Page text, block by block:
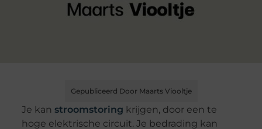
Gepubliceerd Door Maarts Viooltje
Je kan stroomstoring krijgen, door een te
hoge elektrische circuit. Je bedrading kan